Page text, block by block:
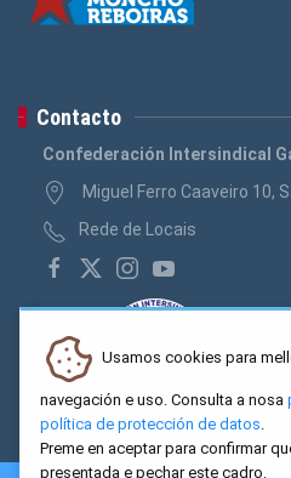
Contacto
Confederación Intersindical
Miguel Ferro Caaveiro 10,
Rede de Locais
Usamos cookies para
navegación e uso. Consulta a nosa
política de protección de datos.
Preme en aceptar para confirmar
presentada e pechar este cadro.